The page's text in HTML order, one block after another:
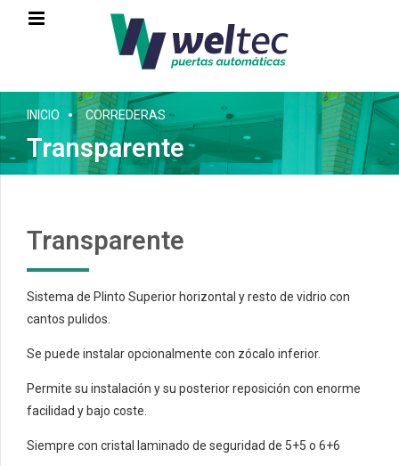
INICIO CORREDERAS
Transparente
Transparente
Sistema de Plinto Superior horizontal y resto de vidrio con
cantos pulidos.
Se puede instalar opcionalmente con zócalo inferior.
Permite su instalación y su posterior reposición con enorme
facilidad y bajo coste.
Siempre con cristal laminado de seguridad de 5+5 o 6+6